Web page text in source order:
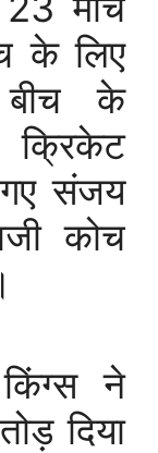
के लिए
बीच के
संजय
कोच
ने
दिया